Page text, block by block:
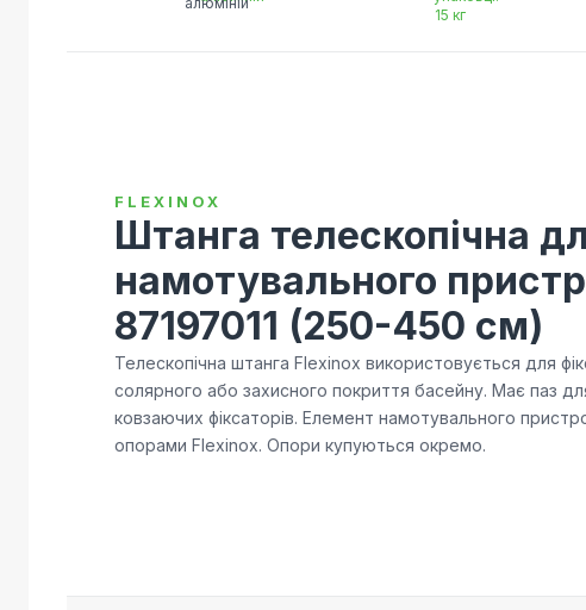
FLEXINOX
Штанга телескопічна
намотувального
87197011 (250-450 см)
Телескопічна штанга Flexinox використовується для
солярного або захисного покриття басейну. Має паз
ковзаючих фіксаторів. Елемент намотувального
опорами Flexinox. Опори купуються окремо.